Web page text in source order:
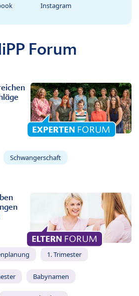
Instagram
Forum
Schwangerschaft
1. Trimester
Babynamen